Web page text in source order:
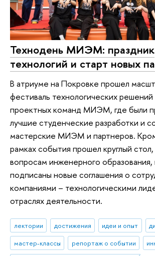
Технодень МИЭМ: праздник
технологий и старт новых
В атриуме на Покровке прошел
фестиваль технологических
проектных команд МИЭМ, где были
лучшие студенческие разработки и
мастерские МИЭМ и партнеров.
рамках события прошел круглый
вопросам инженерного образования,
подписаны новые соглашения о
компаниями – технологическими
отраслях деятельности.
лектории достижения идеи и опыт
мастер-классы
репортаж о событии